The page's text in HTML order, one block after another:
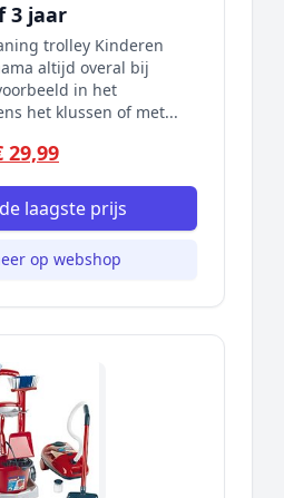
3 jaar
trolley Kinderen
altijd overal bij
in het
het klussen of met...
29,99
laagste prijs
op webshop